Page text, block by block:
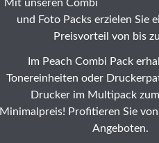
Mit unseren Combi
und Foto Packs erzielen Sie
Preisvorteil von bis
Im Peach Combi Pack
Tonereinheiten oder
Drucker im Multipack
Minimalpreis! Profitieren Sie
Angeboten.